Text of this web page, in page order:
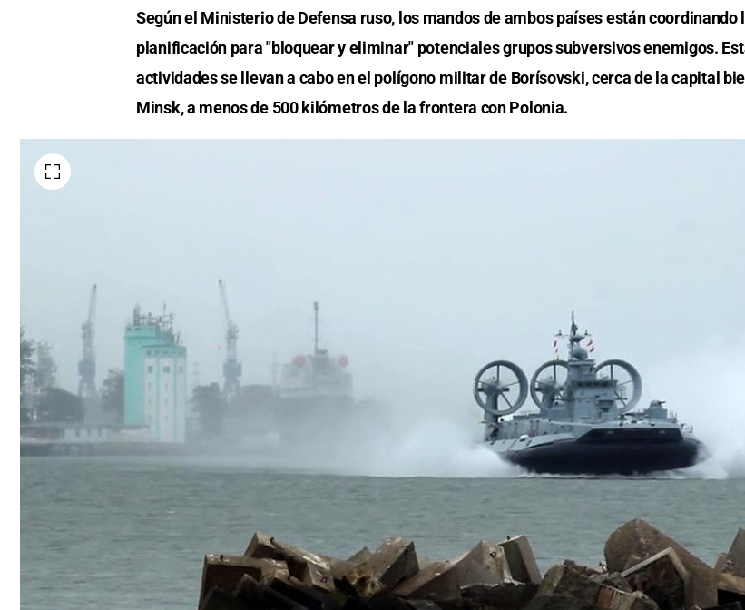
Según el Ministerio de Defensa ruso, los mandos de ambos países están coordinando
planificación para "bloquear y eliminar" potenciales grupos subversivos enemigos.
actividades se llevan a cabo en el polígono militar de Borísovski, cerca de la capital
Minsk, a menos de 500 kilómetros de la frontera con Polonia.